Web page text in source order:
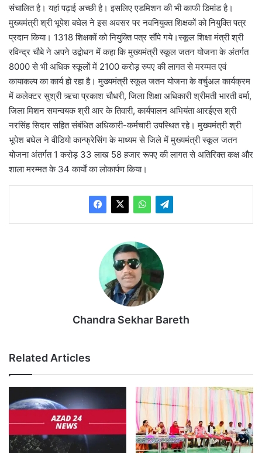
संचालित है। यहां पढ़ाई अच्छी है। इसलिए एडमिशन की भी काफी डिमांड है।
मुख्यमंत्री श्री भूपेश बघेल ने इस अवसर पर नवनियुक्त शिक्षकों को नियुक्ति पत्र
प्रदान किया। 1318 शिक्षकों को नियुक्ति पत्र सौंपे गये।स्कूल शिक्षा मंत्री श्री
रविन्द्र चौबे ने अपने उद्बोधन में कहा कि मुख्यमंत्री स्कूल जतन योजना के अंतर्गत
8000 से भी अधिक स्कूलों में 2100 करोड़ रुपए की लागत से मरम्मत एवं
कायाकल्प का कार्य हो रहा है। मुख्यमंत्री स्कूल जतन योजना के वर्चुअल कार्यक्रम
में कलेक्टर सुश्री ऋचा प्रकाश चौधरी, जिला शिक्षा अधिकारी श्रीमती भारती वर्मा,
जिला मिशन समन्वयक श्री आर के तिवारी, कार्यपालन अभियंता आरईएस श्री
नरसिंह सिदार सहित संबंधित अधिकारी-कर्मचारी उपस्थित रहे। मुख्यमंत्री श्री
भूपेश बघेल ने वीडियो कान्फ्रेसिंग के माध्यम से जिले में मुख्यमंत्री स्कूल जतन
योजना अंतर्गत 1 करोड़ 33 लाख 58 हजार रूपए की लागत से अतिरिक्त कक्ष और
शाला मरम्मत के 34 कार्याें का लोकार्पण किया।
Chandra Sekhar Bareth
Related Articles